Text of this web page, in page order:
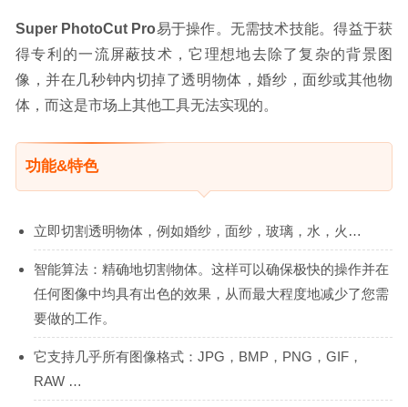
Super PhotoCut Pro易于操作。无需技术技能。得益于获
得专利的一流屏蔽技术，它理想地去除了复杂的背景图
像，并在几秒钟内切掉了透明物体，婚纱，面纱或其他物
体，而这是市场上其他工具无法实现的。
功能&特色
立即切割透明物体，例如婚纱，面纱，玻璃，水，火…
智能算法：精确地切割物体。这样可以确保极快的操作并在
任何图像中均具有出色的效果，从而最大程度地减少了您需
要做的工作。
它支持几乎所有图像格式：JPG，BMP，PNG，GIF，
RAW …